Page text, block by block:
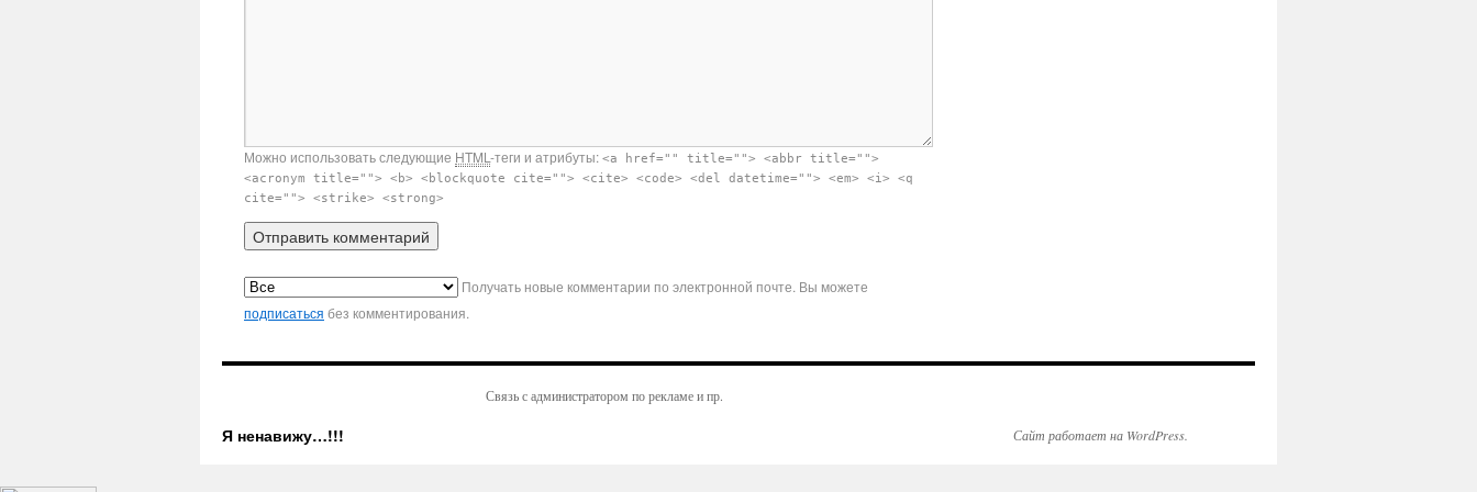
Можно использовать следующие HTML -теги и атрибуты: <a href="" title=""> <abbr title="">
<acronym title=""> <b> <blockquote cite=""> <cite> <code> <del datetime=""> <em> <i> <q
cite=""> <strike> <strong>
Получать новые комментарии по электронной почте. Вы можете
подписаться без комментирования.
Связь с администратором по рекламе и пр.
Я ненавижу…!!! Сайт работает на WordPress.